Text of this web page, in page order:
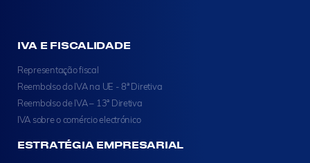
IVA E FISCALIDADE
Representação fiscal
Reembolso do IVA na UE - 8ª Diretiva
Reembolso de IVA – 13ª Diretiva
IVA sobre o comércio electrónico
ESTRATÉGIA EMPRESARIAL